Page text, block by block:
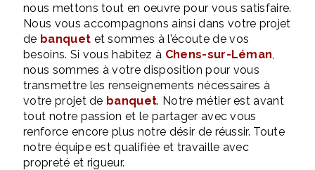
nous mettons tout en oeuvre pour vous satisfaire.
Nous vous accompagnons ainsi dans votre projet
de banquet et sommes à l’écoute de vos
besoins. Si vous habitez à Chens-sur-Léman,
nous sommes à votre disposition pour vous
transmettre les renseignements nécessaires à
votre projet de banquet. Notre métier est avant
tout notre passion et le partager avec vous
renforce encore plus notre désir de réussir. Toute
notre équipe est qualifiée et travaille avec
propreté et rigueur.